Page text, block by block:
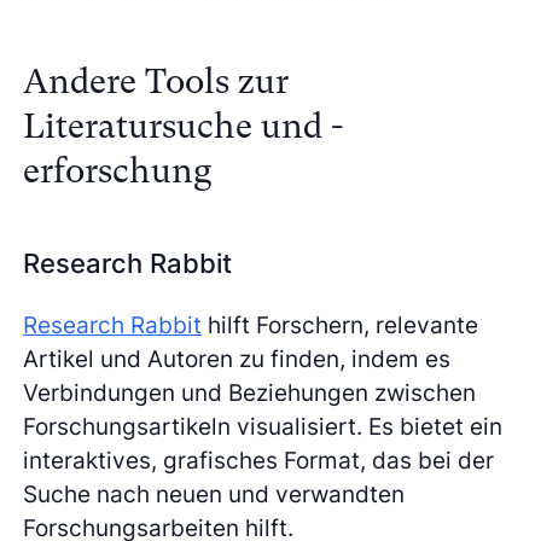
Andere Tools zur
Literatursuche und -
erforschung
Research Rabbit
Research Rabbit hilft Forschern, relevante
Artikel und Autoren zu finden, indem es
Verbindungen und Beziehungen zwischen
Forschungsartikeln visualisiert. Es bietet ein
interaktives, grafisches Format, das bei der
Suche nach neuen und verwandten
Forschungsarbeiten hilft.